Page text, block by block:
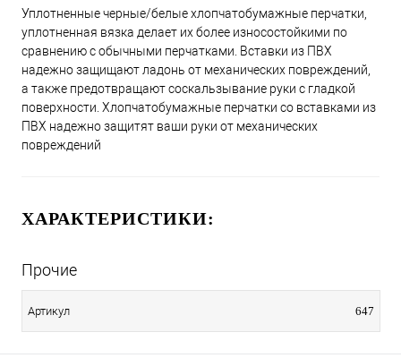
Уплотненные черные/белые хлопчатобумажные перчатки,
уплотненная вязка делает их более износостойкими по
сравнению с обычными перчатками. Вставки из ПВХ
надежно защищают ладонь от механических повреждений,
а также предотвращают соскальзывание руки с гладкой
поверхности. Хлопчатобумажные перчатки со вставками из
ПВХ надежно защитят ваши руки от механических
повреждений
ХАРАКТЕРИСТИКИ:
Прочие
Артикул 647